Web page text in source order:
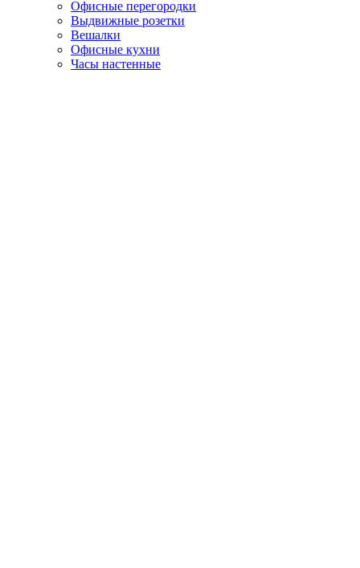
Офисные перегородки
Выдвижные розетки
Вешалки
Офисные кухни
Часы настенные